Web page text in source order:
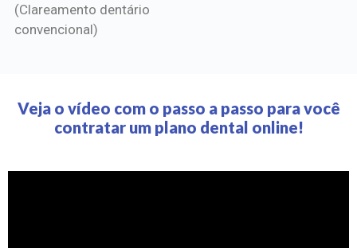
(Clareamento dentário
convencional)
Veja o vídeo com o passo a passo para você
contratar um plano dental online!